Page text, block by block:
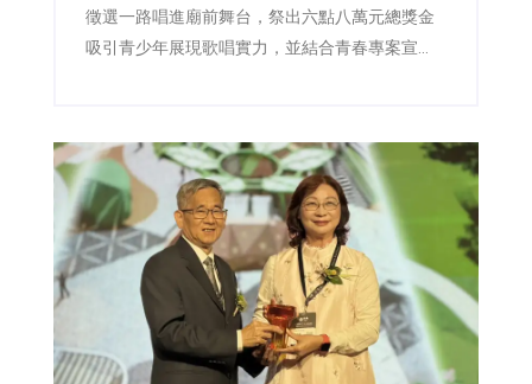
徵選一路唱進廟前舞台，祭出六點八萬元總獎金
吸引青少年展現歌唱實力，並結合青春專案宣